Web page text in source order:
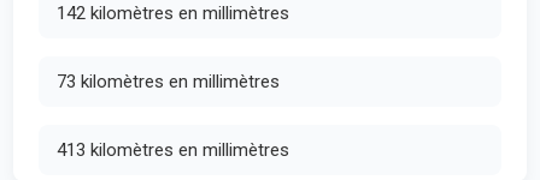
142 kilomètres en millimètres
73 kilomètres en millimètres
413 kilomètres en millimètres